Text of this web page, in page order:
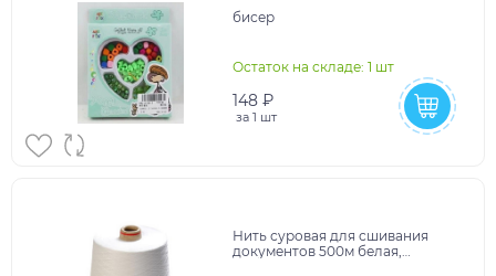
бисер
Остаток на складе: 1 шт
148 ₽
за 1 шт
Нить суровая для сшивания
документов 500м белая,